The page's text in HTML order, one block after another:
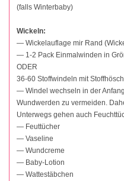
(falls Winterbaby)
Wickeln:
— Wickelauflage mir Rand
— 1-2 Pack Einmalwinden in
ODER
36-60 Stoffwindeln mit
— Windel wechseln in der
Wundwerden zu vermeiden.
Unterwegs gehen auch
— Feuttücher
— Vaseline
— Wundcreme
— Baby-Lotion
— Wattestäbchen